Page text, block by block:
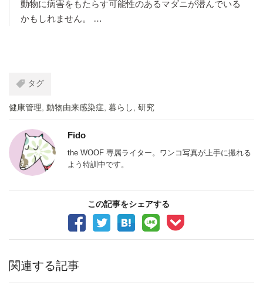
動物に病害をもたらす可能性のあるマダニが潜んでいる
かもしれません。 …
タグ
健康管理 動物由来感染症 暮らし 研究
Fido
the WOOF 専属ライター。ワンコ写真が上手に撮れる
よう特訓中です。
この記事をシェアする
関連する記事